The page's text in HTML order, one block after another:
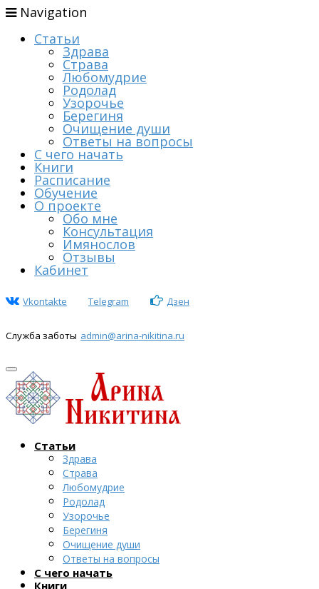
Navigation
Статьи
Здрава
Страва
Любомудрие
Родолад
Узорочье
Берегиня
Очищение души
Ответы на вопросы
С чего начать
Книги
Расписание
Обучение
О проекте
Обо мне
Консультация
Имянослов
Отзывы
Кабинет
Vkontakte Telegram Дзен
Служба заботы admin@arina-nikitina.ru
Статьи
Здрава
Страва
Любомудрие
Родолад
Узорочье
Берегиня
Очищение души
Ответы на вопросы
С чего начать
Книги